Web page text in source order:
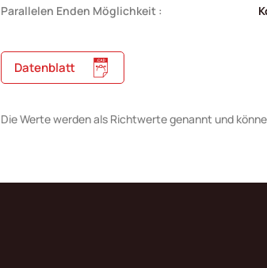
Parallelen Enden Möglichkeit :
Datenblatt
Die Werte werden als Richtwerte genannt und